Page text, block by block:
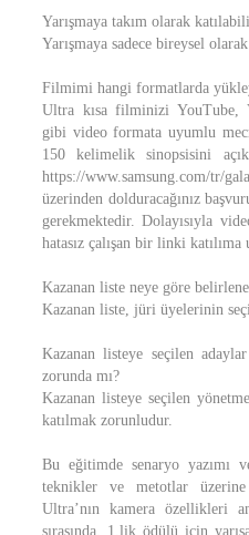
Yarışmaya takım olarak
Yarışmaya sadece bireysel
Filmimi hangi formatlarda
Ultra kısa filminizi YouTube,
gibi video formata uyumlu
150 kelimelik sinopsisini
https://www.samsung.com/
üzerinden dolduracağınız
gerekmektedir. Dolayısıyla
hatasız çalışan bir linki katılıma
Kazanan liste neye göre
Kazanan liste, jüri üyelerinin
Kazanan listeye seçilen
zorunda mı?
Kazanan listeye seçilen
katılmak zorunludur.
Bu eğitimde senaryo yazımı
teknikler ve metotlar
Ultra’nın kamera özellikleri
sırasında, 1.lik ödülü için